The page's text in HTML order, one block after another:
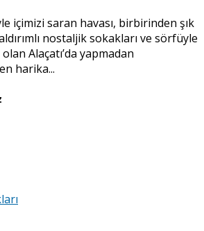
içimizi saran havası, birbirinden şık
nostaljik sokakları ve sörfüyle
Alaçatı’da yapmadan
harika...